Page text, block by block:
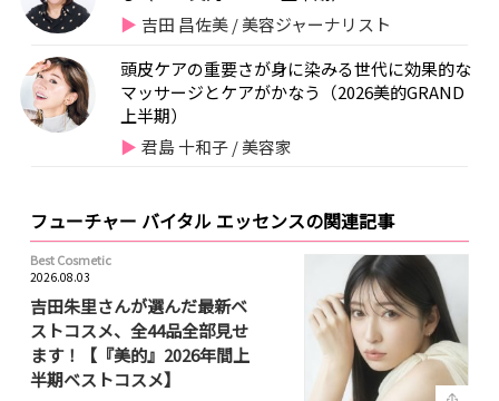
吉田 昌佐美 / 美容ジャーナリスト
頭皮ケアの重要さが身に染みる世代に効果的な
マッサージとケアがかなう（2026美的GRAND
上半期）
君島 十和子 / 美容家
フューチャー バイタル エッセンスの関連記事
Best Cosmetic
2026.08.03
吉田朱里さんが選んだ最新ベ
ストコスメ、全44品全部見せ
ます！【『美的』2026年間上
半期ベストコスメ】